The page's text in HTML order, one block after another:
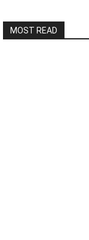
MOST READ